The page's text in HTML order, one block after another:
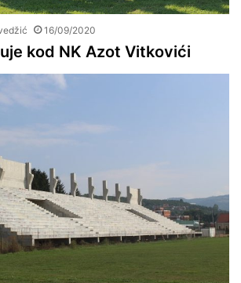
16/09/2020
kod NK Azot Vitkovići